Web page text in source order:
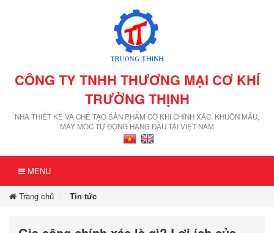
CÔNG TY TNHH THƯƠNG MẠI CƠ KHÍ
TRƯỜNG THỊNH
NHÀ THIẾT KẾ VÀ CHẾ TẠO SẢN PHẨM CƠ KHÍ CHÍNH XÁC, KHUÔN MẪU,
MÁY MÓC TỰ ĐỘNG HÀNG ĐẦU TẠI VIỆT NAM
MENU
Trang chủ Tin tức